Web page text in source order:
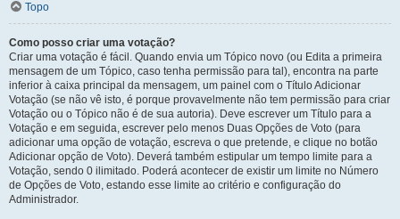
Topo
Como posso criar uma votação?
Criar uma votação é fácil. Quando envia um Tópico novo (ou Edita a primeira
mensagem de um Tópico, caso tenha permissão para tal), encontra na parte
inferior à caixa principal da mensagem, um painel com o Título Adicionar
Votação (se não vê isto, é porque provavelmente não tem permissão para criar
Votação ou o Tópico não é de sua autoria). Deve escrever um Título para a
Votação e em seguida, escrever pelo menos Duas Opções de Voto (para
adicionar uma opção de votação, escreva o que pretende, e clique no botão
Adicionar opção de Voto). Deverá também estipular um tempo limite para a
Votação, sendo 0 ilimitado. Poderá acontecer de existir um limite no Número
de Opções de Voto, estando esse limite ao critério e configuração do
Administrador.